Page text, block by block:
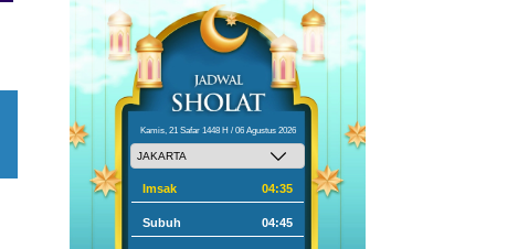
Kamis, 21 Safar 1448 H / 06 Agustus 2026
Imsak 04:35
Subuh 04:45